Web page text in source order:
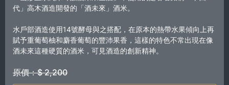
代」高木酒造開發的「酒未來」酒米。
水戶部酒造使用14號酵母與之搭配，在原本的熱帶水果傾向上再
賦予重葡萄柚和麝香葡萄的豐沛果香，這樣的特色不常出現在像
酒未來這種硬質的酒米，可見酒造的創新精神。
原價：$ 2,200